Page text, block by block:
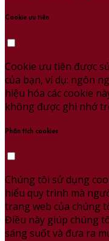
Cookie ưu tiên
Cookie ưu tiên được
của bạn, ví dụ: ngôn
hiệu hóa các cookie
không được ghi nhớ
Phân tích cookies
Chúng tôi sử dụng
hiểu quy trình mà
trang web của chúng
Điều này giúp chúng
sáng suốt và đưa ra